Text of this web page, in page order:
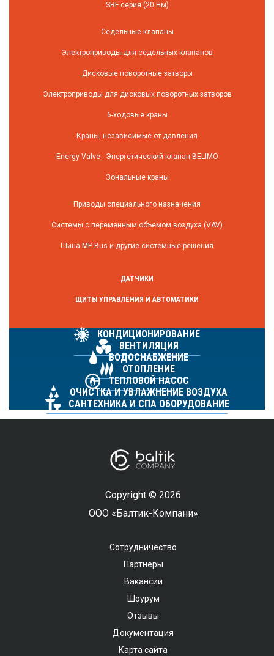
SRF серия (20 Нм)
Седельные клапаны
Электроприводы для седельных клапанов
Дисковые поворотные затворы
Электроприводы для дисковых поворотных затворов
6-ходовые краны
Краны, независимые от давления
Energy Valve - Энергетический клапан BELIMO
Зональные краны
Приводы специального назначения
Системы с переменным объемом воздуха (VAV)
Шина MP-Bus и другие системные решения
ДАТЧИКИ
ЩИТЫ УПРАВЛЕНИЯ И АВТОМАТИКИ
КОНДИЦИОНИРОВАНИЕ
ВЕНТИЛЯЦИЯ
ВОДОСНАБЖЕНИЕ
ОТОПЛЕНИЕ
ТЕПЛОВОЙ НАСОС
ОЧИСТКА И УВЛАЖНЕНИЕ ВОЗДУХА
САНТЕХНИКА И СПА ОБОРУДОВАНИЕ
Copyright © 2026
ООО «Балтик-Компани»
Сотрудничество
Партнеры
Вакансии
Шоурум
Отзывы
Документация
Карта сайта